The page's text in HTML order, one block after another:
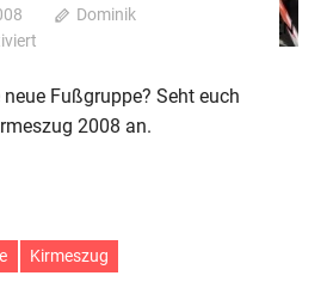
Dominik
Fußgruppe? Seht euch
2008 an.
Kirmeszug